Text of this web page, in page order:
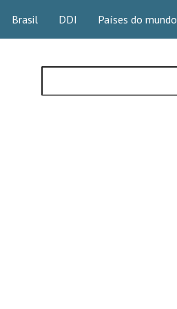
Brasil DDI Países do mundo